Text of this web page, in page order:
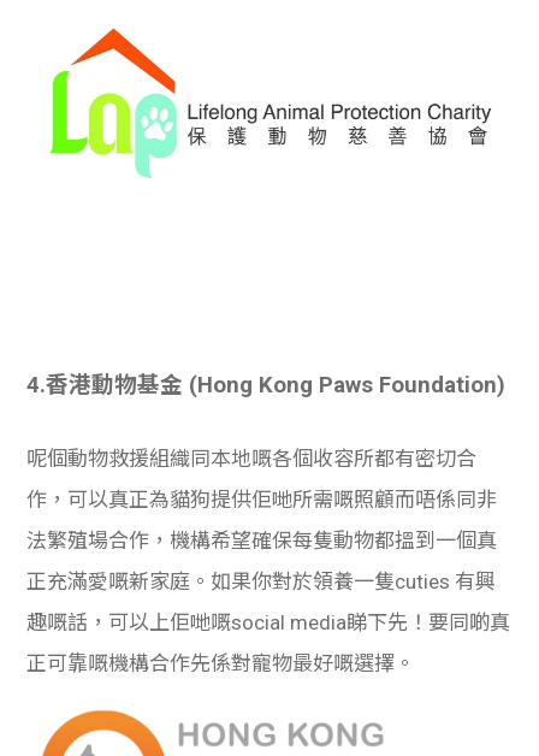
4.香港動物基金 (Hong Kong Paws Foundation)
呢個動物救援組織同本地嘅各個收容所都有密切合
作，可以真正為貓狗提供佢哋所需嘅照顧而唔係同非
法繁殖場合作，機構希望確保每隻動物都搵到一個真
正充滿愛嘅新家庭。如果你對於領養一隻cuties 有興
趣嘅話，可以上佢哋嘅social media睇下先！要同啲真
正可靠嘅機構合作先係對寵物最好嘅選擇。